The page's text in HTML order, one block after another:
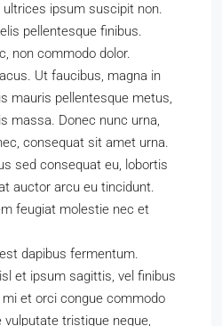
ipsum suscipit non.
pellentesque finibus.
non commodo dolor.
Ut faucibus, magna in
mauris pellentesque metus,
massa. Donec nunc urna,
consequat sit amet urna.
sed consequat eu, lobortis
auctor arcu eu tincidunt.
feugiat molestie nec et
dapibus fermentum.
et ipsum sagittis, vel finibus
et orci congue commodo
tristique neque,